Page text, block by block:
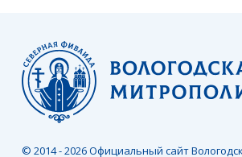
© 2014 - 2026 Официальный сайт